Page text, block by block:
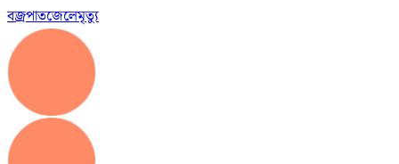
বজ্রপাতজেলেমৃত্যু